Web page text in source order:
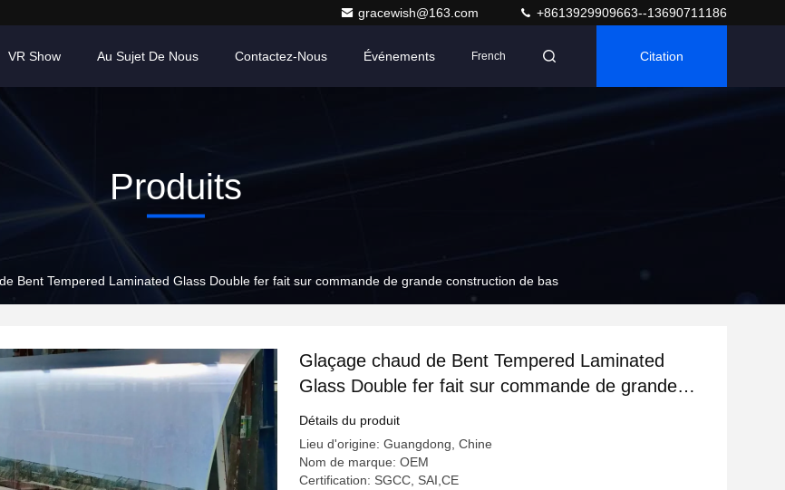
gracewish@163.com +8613929909663--13690711186
VR Show Au Sujet De Nous Contactez-Nous Événements French Citation
Produits
Bent Tempered Laminated Glass Double fer fait sur commande de grande construction de bas
Glaçage chaud de Bent Tempered Laminated
Glass Double fer fait sur commande de grande
construction de bas
Détails du produit
Lieu d'origine: Guangdong, Chine
Nom de marque: OEM
Certification: SGCC, SAI,CE